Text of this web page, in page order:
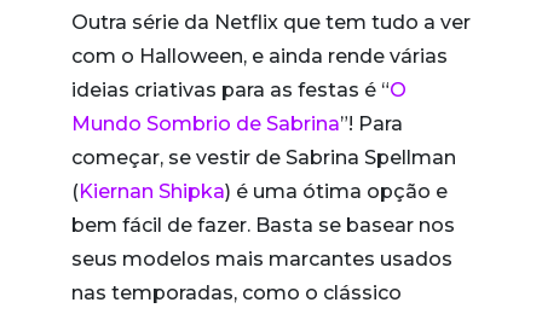
Outra série da Netflix que tem tudo a ver
com o Halloween, e ainda rende várias
ideias criativas para as festas é “O
Mundo Sombrio de Sabrina”! Para
começar, se vestir de Sabrina Spellman
(Kiernan Shipka) é uma ótima opção e
bem fácil de fazer. Basta se basear nos
seus modelos mais marcantes usados
nas temporadas, como o clássico